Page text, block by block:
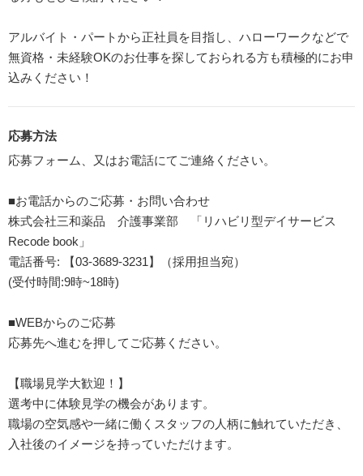
アルバイト・パートから正社員を目指し、ハローワークなどで
無資格・未経験OKのお仕事を探しておられる方も積極的にお申
込みください！
応募方法
応募フォーム、又はお電話にてご連絡ください。
■お電話からのご応募・お問い合わせ
株式会社三和薬品 介護事業部 「リハビリ型デイサービス
Recode book」
電話番号: 【03-3689-3231】（採用担当宛）
(受付時間:9時~18時)
■WEBからのご応募
応募先へ進むを押してご応募ください。
【職場見学大歓迎！】
選考中に体験見学の機会があります。
職場の空気感や一緒に働くスタッフの人柄に触れていただき、
入社後のイメージを持っていただけます。